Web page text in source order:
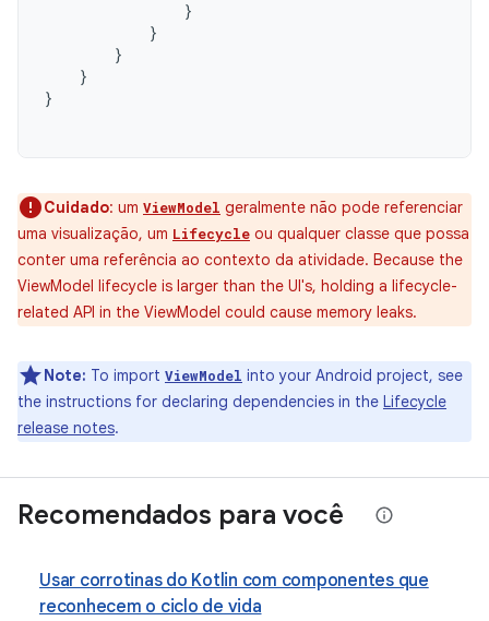
}
}
}
}
}
Cuidado: um ViewModel geralmente não pode referenciar
uma visualização, um Lifecycle ou qualquer classe que possa
conter uma referência ao contexto da atividade. Because the
ViewModel lifecycle is larger than the UI's, holding a lifecycle-
related API in the ViewModel could cause memory leaks.
Note: To import ViewModel into your Android project, see
the instructions for declaring dependencies in the Lifecycle
release notes.
Recomendados para você
Usar corrotinas do Kotlin com componentes que
reconhecem o ciclo de vida